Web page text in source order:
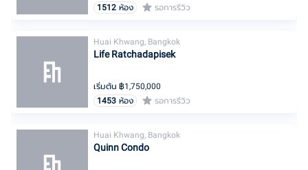
1512 ห้อง รอการรีวิว
Huai Khwang, Bangkok
Life Ratchadapisek
เริ่มต้น ฿1,750,000
1453 ห้อง รอการรีวิว
Huai Khwang, Bangkok
Quinn Condo